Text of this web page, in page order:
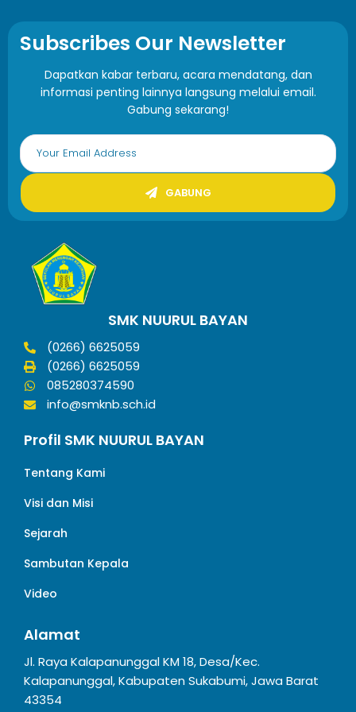
Subscribes Our Newsletter
Dapatkan kabar terbaru, acara mendatang, dan
informasi penting lainnya langsung melalui email.
Gabung sekarang!
GABUNG
SMK NUURUL BAYAN
(0266) 6625059
(0266) 6625059
085280374590
info@smknb.sch.id
Profil SMK NUURUL BAYAN
Tentang Kami
Visi dan Misi
Sejarah
Sambutan Kepala
Video
Alamat
Jl. Raya Kalapanunggal KM 18, Desa/Kec.
Kalapanunggal, Kabupaten Sukabumi, Jawa Barat
43354